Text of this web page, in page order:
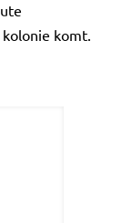
kolonie komt.